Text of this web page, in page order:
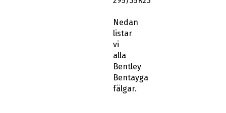
Nedan
listar
vi
alla
Bentley
Bentayga
fälgar.